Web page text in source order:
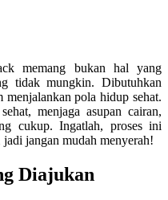
memang bukan hal yang
tidak mungkin. Dibutuhkan
pola hidup sehat.
menjaga asupan cairan,
cukup. Ingatlah, proses ini
jangan mudah menyerah!
Diajukan